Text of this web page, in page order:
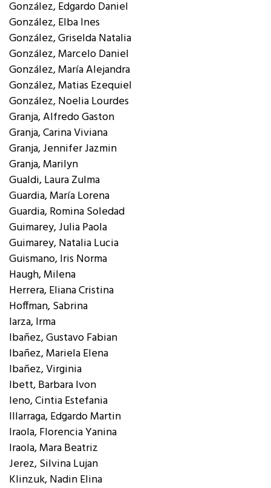
González, Edgardo Daniel
González, Elba Ines
González, Griselda Natalia
González, Marcelo Daniel
González, María Alejandra
González, Matias Ezequiel
González, Noelia Lourdes
Granja, Alfredo Gaston
Granja, Carina Viviana
Granja, Jennifer Jazmin
Granja, Marilyn
Gualdi, Laura Zulma
Guardia, María Lorena
Guardia, Romina Soledad
Guimarey, Julia Paola
Guimarey, Natalia Lucia
Guismano, Iris Norma
Haugh, Milena
Herrera, Eliana Cristina
Hoffman, Sabrina
Iarza, Irma
Ibañez, Gustavo Fabian
Ibañez, Mariela Elena
Ibañez, Virginia
Ibett, Barbara Ivon
Ieno, Cintia Estefania
Illarraga, Edgardo Martin
Iraola, Florencia Yanina
Iraola, Mara Beatriz
Jerez, Silvina Lujan
Klinzuk, Nadin Elina